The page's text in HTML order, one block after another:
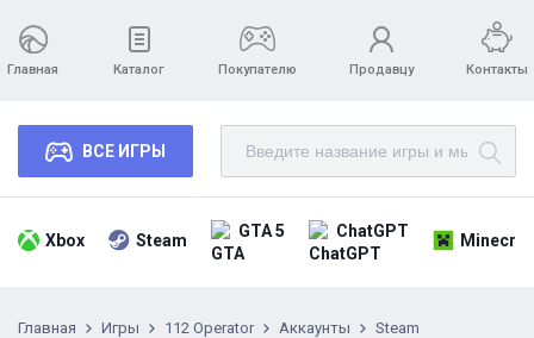
Главная Каталог Покупателю Продавцу Контакты
ВСЕ ИГРЫ
Xbox Steam GTA 5 ChatGPT
Главная Игры 112 Operator Аккаунты Steam